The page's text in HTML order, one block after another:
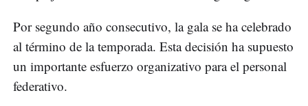
Por segundo año consecutivo, la gala se ha celebrado
al término de la temporada. Esta decisión ha supuesto
un importante esfuerzo organizativo para el personal
federativo.